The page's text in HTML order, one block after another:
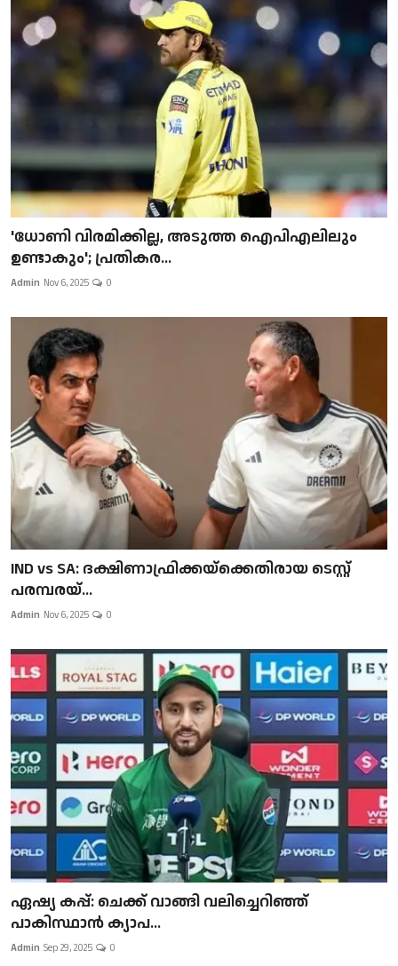
'ധോണി വിരമിക്കില്ല, അടുത്ത ഐപിഎലിലും
ഉണ്ടാകും'; പ്രതികര...
Admin Nov 6, 2025 0
IND vs SA: ദക്ഷിണാഫ്രിക്കയ്‌ക്കെതിരായ ടെസ്റ്റ്
പരമ്പരയ്...
Admin Nov 6, 2025 0
ഏഷ്യ കപ്പ്: ചെക്ക് വാങ്ങി വലിച്ചെറിഞ്ഞ്
പാകിസ്ഥാൻ ക്യാപ...
Admin Sep 29, 2025 0